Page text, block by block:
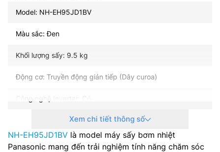
Model: NH-EH95JD1BV
Màu sắc: Đen
Khối lượng sấy: 9.5 kg
Động cơ: Truyền động gián tiếp (Dây curoa)
Công nghệ Inverter: Có
Công suất tiêu thụ: 750 W
Nhiệt độ sấy tối đa: 72 độ C
Xem chi tiết thông số
NH-EH95JD1BV là model máy sấy bơm nhiệt
Panasonic mang đến trải nghiệm tính năng chăm sóc